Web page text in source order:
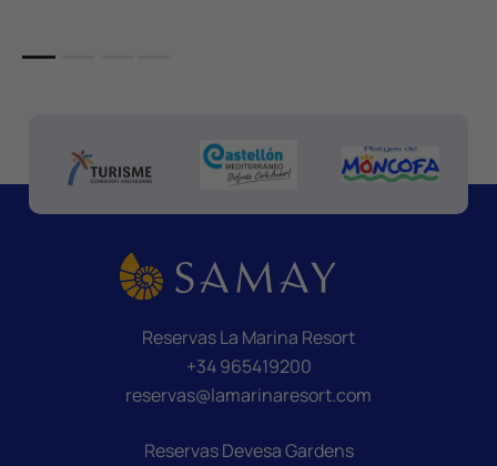
Reservas La Marina Resort
+34 965419200
reservas@lamarinaresort.com
Reservas Devesa Gardens